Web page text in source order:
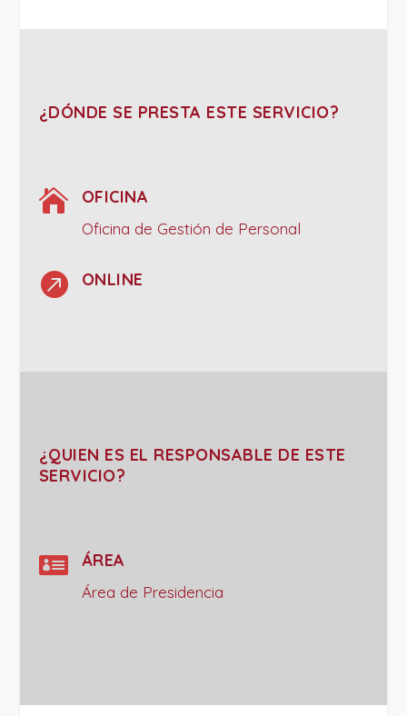
¿DÓNDE SE PRESTA ESTE SERVICIO?
 OFICINA
Oficina de Gestión de Personal
 ONLINE
¿QUIEN ES EL RESPONSABLE DE ESTE
SERVICIO?
 ÁREA
Área de Presidencia